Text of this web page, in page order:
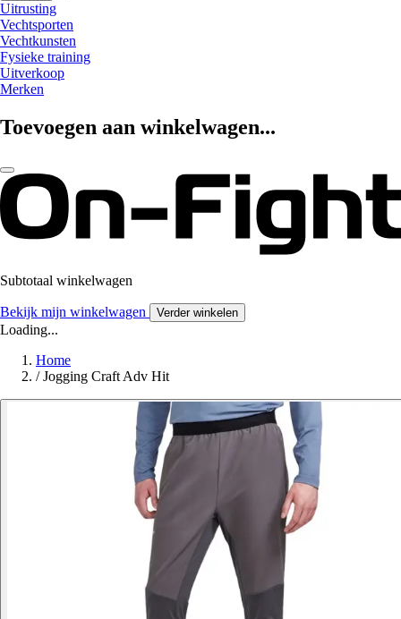
Uitrusting
Vechtsporten
Vechtkunsten
Fysieke training
Uitverkoop
Merken
Toevoegen aan winkelwagen...
Subtotaal winkelwagen
Bekijk mijn winkelwagen Verder winkelen
Loading...
Home
/ Jogging Craft Adv Hit